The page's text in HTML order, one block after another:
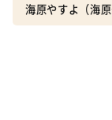
海原やすよ（海原